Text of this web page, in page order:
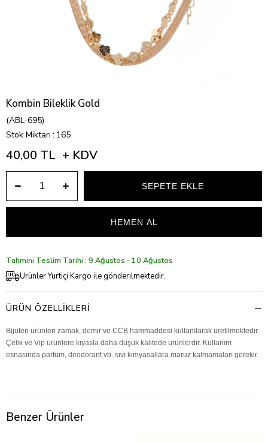
Kombin Bileklik Gold
(ABL-695)
Stok Miktarı : 165
40,00 TL + KDV
Tahmini Teslim Tarihi : 9 Ağustos - 10 Ağustos
Ürünler Yurtiçi Kargo ile gönderilmektedir.
ÜRÜN ÖZELLIKLERI
Bijuteri ürünleri zamak, demir ve CCB hammaddesi kullanılarak üretilmektedir.
Çelik ve Vip ürünlere kıyasla daha düşük kalitede ürünlerdir. Kullanım
esnasında parfüm, deodorant vb. sıvı kimyasallara maruz kalmamaları gerekir.
Benzer Ürünler